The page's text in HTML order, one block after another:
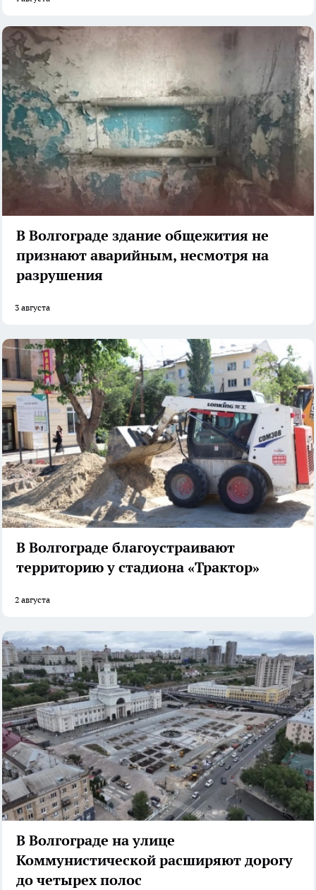
В Волгограде здание общежития не
признают аварийным, несмотря на
разрушения
3 августа
В Волгограде благоустраивают
территорию у стадиона «Трактор»
2 августа
В Волгограде на улице
Коммунистической расширяют дорогу
до четырех полос